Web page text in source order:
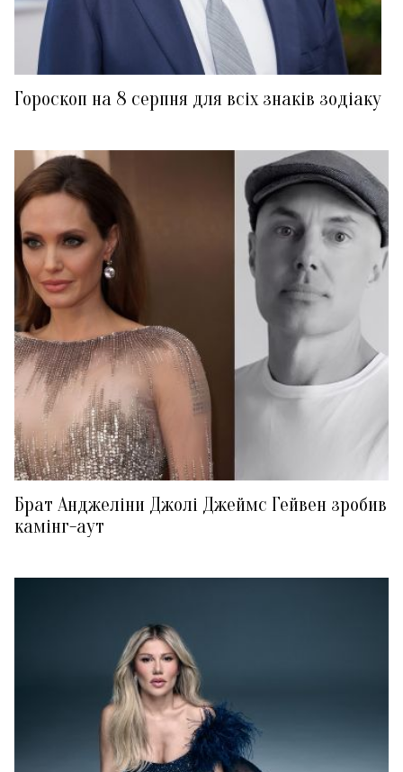
Гороскоп на 8 серпня для всіх знаків зодіаку
Брат Анджеліни Джолі Джеймс Гейвен зробив
камінг-аут